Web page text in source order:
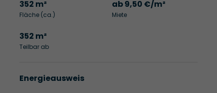
352 m²
Fläche (ca.)
ab 9,50 €/m²
Miete
352 m²
Teilbar ab
Energieausweis